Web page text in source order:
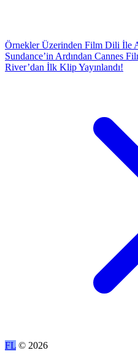
Örnekler Üzerinden Film Dili İle
Sundance’in Ardından Cannes
River’dan İlk Klip Yayınlandı!
FL © 2026